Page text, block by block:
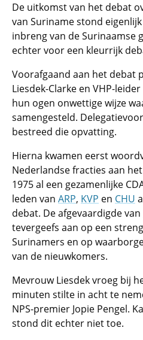
De uitkomst van het debat
van Suriname stond
inbreng van de Surinaamse
echter voor een kleurrijk
Voorafgaand aan het debat
Liesdek-Clarke en VHP-
hun ogen onwettige wijze
samengesteld.
bestreed die opvatting.
Hierna kwamen eerst
Nederlandse fracties aan
1975 al een gezamenlijke
leden van ARP, KVP en CHU
debat. De afgevaardigde van
tevergeefs aan op een
Surinamers en op
van de nieuwkomers.
Mevrouw Liesdek vroeg bij
minuten stilte in acht te
NPS-premier Jopie Pengel.
stond dit echter niet toe.